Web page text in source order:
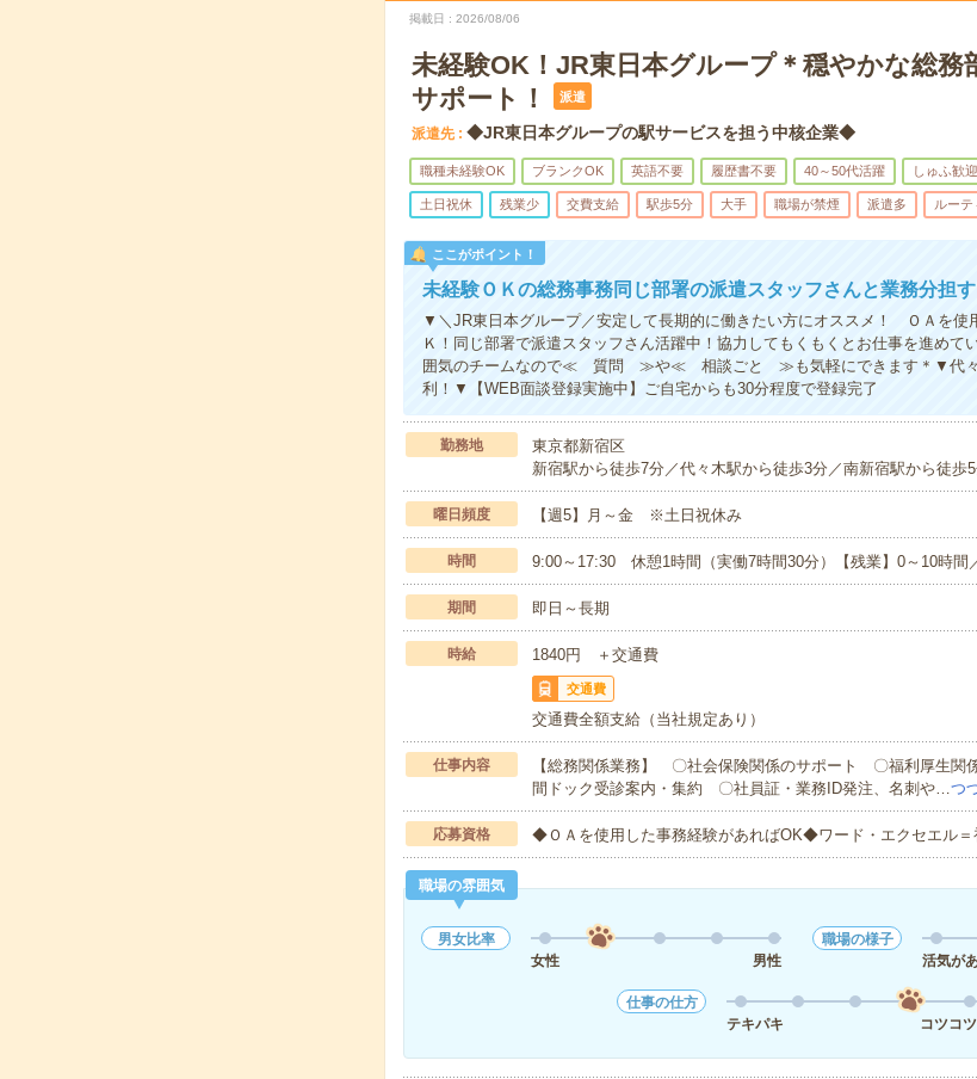
掲載日 2026/08/06
未経験OK！JR東日本グループ＊穏やかな総務
サポート！
派遣
派遣先 ◆JR東日本グループの駅サービスを担う中核企業◆
職種未経験OK ブランクOK 英語不要 履歴書不要 40～50代活躍 しゅふ歓迎
土日祝休 残業少 交費支給 駅歩5分 大手 職場が禁煙 派遣多 ルーテ
ここがポイント！
未経験ＯＫの総務事務同じ部署の派遣スタッフさんと業務分担す
▼＼JR東日本グループ／安定して長期的に働きたい方にオススメ！ ＯＡを使
Ｋ！同じ部署で派遣スタッフさん活躍中！協力してもくもくとお仕事を進め
囲気のチームなので≪ 質問 ≫や≪ 相談ごと ≫も気軽にできます＊▼代々
利！▼【WEB面談登録実施中】ご自宅からも30分程度で登録完了
勤務地
東京都新宿区
新宿駅から徒歩7分／代々木駅から徒歩3分／南新宿駅から徒歩
曜日頻度 【週5】月～金 ※土日祝休み
時間 9:00～17:30 休憩1時間（実働7時間30分）【残業】0～10時間
期間 即日～長期
時給 1840円 ＋交通費
交通費
交通費全額支給（当社規定あり）
仕事内容
【総務関係業務】 〇社会保険関係のサポート 〇福利厚生関
間ドック受診案内・集約 〇社員証・業務ID発注、名刺や…つ
応募資格 ◆ＯＡを使用した事務経験があればOK◆ワード・エクセエル＝
職場の雰囲気
男女比率
女性
男性
職場の様子
活気が
仕事の仕方
テキパキ
コツコツ